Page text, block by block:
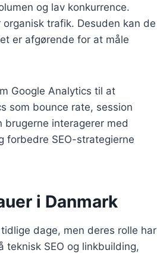
og lav konkurrence.
trafik. Desuden kan de
er afgørende for at måle
Google Analytics til at
som bounce rate, session
interagerer med
forbedre SEO-strategierne
i Danmark
dage, men deres rolle har
SEO og linkbuilding,